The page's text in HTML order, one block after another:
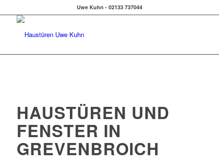
Uwe Kuhn - 02133 737044
HAUSTÜREN UND
FENSTER IN
GREVENBROICH